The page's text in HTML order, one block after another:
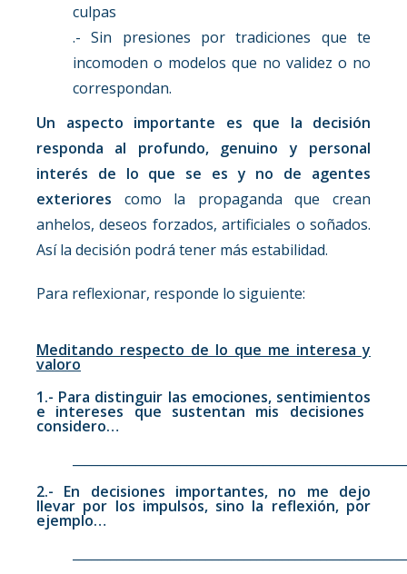
culpas
.- Sin presiones por tradiciones que te
incomoden o modelos que no validez o no
correspondan.
Un aspecto importante es que la decisión
responda al profundo, genuino y personal
interés de lo que se es y no de agentes
exteriores como la propaganda que crean
anhelos, deseos forzados, artificiales o soñados.
Así la decisión podrá tener más estabilidad.
Para reflexionar, responde lo siguiente:
Meditando respecto de lo que me interesa y
valoro
1.- Para distinguir las emociones, sentimientos
e intereses que sustentan mis decisiones
considero…
2.- En decisiones importantes, no me dejo
llevar por los impulsos, sino la reflexión, por
ejemplo…